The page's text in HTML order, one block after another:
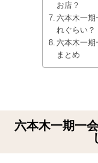
お店？
六本木一
れぐらい？
六本木一期
まとめ
六本木一期一